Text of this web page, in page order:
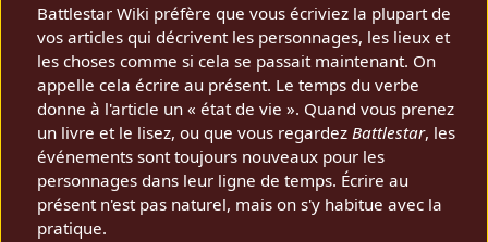
Battlestar Wiki préfère que vous écriviez la plupart de
vos articles qui décrivent les personnages, les lieux et
les choses comme si cela se passait maintenant. On
appelle cela écrire au présent. Le temps du verbe
donne à l'article un « état de vie ». Quand vous prenez
un livre et le lisez, ou que vous regardez Battlestar, les
événements sont toujours nouveaux pour les
personnages dans leur ligne de temps. Écrire au
présent n'est pas naturel, mais on s'y habitue avec la
pratique.